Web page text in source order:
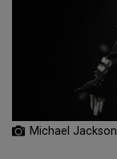
Michael Jackson